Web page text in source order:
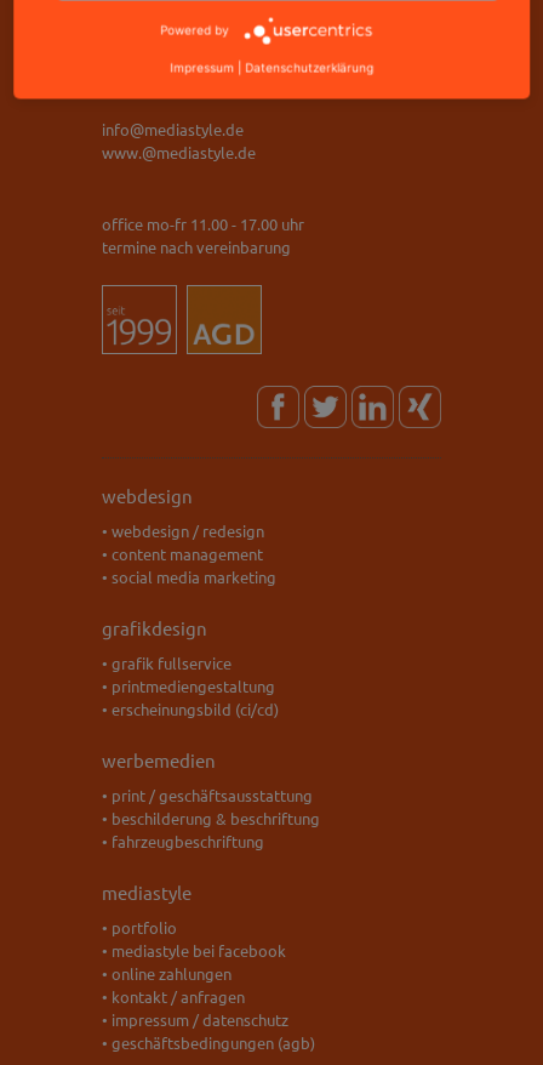
telefon: +49 9221 823502
freecall: 0800 8288800
telefax: +49 9221 823502
info@mediastyle.de
www.@mediastyle.de
office mo-fr 11.00 - 17.00 uhr
termine nach vereinbarung
webdesign
• webdesign / redesign
• content management
• social media marketing
grafikdesign
• grafik fullservice
• printmediengestaltung
• erscheinungsbild (ci/cd)
werbemedien
• print / geschäftsausstattung
• beschilderung & beschriftung
• fahrzeugbeschriftung
mediastyle
• portfolio
• mediastyle bei facebook
• online zahlungen
• kontakt / anfragen
• impressum / datenschutz
• geschäftsbedingungen (agb)
Powered by
Impressum Datenschutzerklärung